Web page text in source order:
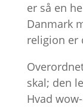
er så en
Danmark
religion er
skal; den
Hvad